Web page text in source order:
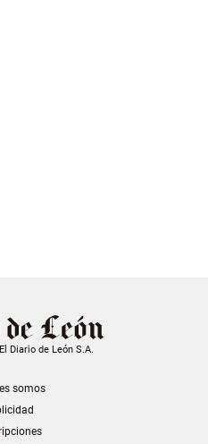
Diario de León S.A.
somos